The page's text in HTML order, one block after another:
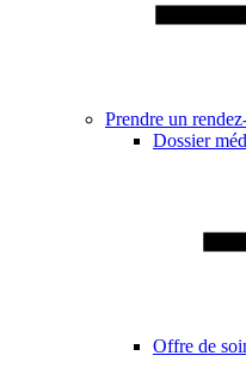
Prendre un
Dossier
Offre de